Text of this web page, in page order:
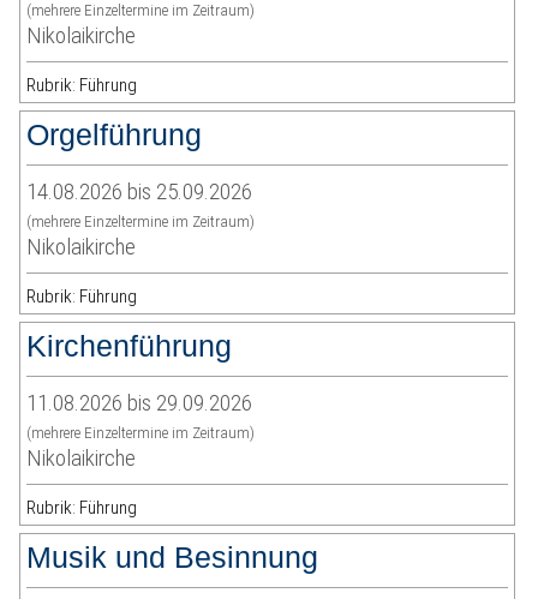
(mehrere Einzeltermine im Zeitraum)
Nikolaikirche
Rubrik: Führung
Orgelführung
14.08.2026 bis 25.09.2026
(mehrere Einzeltermine im Zeitraum)
Nikolaikirche
Rubrik: Führung
Kirchenführung
11.08.2026 bis 29.09.2026
(mehrere Einzeltermine im Zeitraum)
Nikolaikirche
Rubrik: Führung
Musik und Besinnung